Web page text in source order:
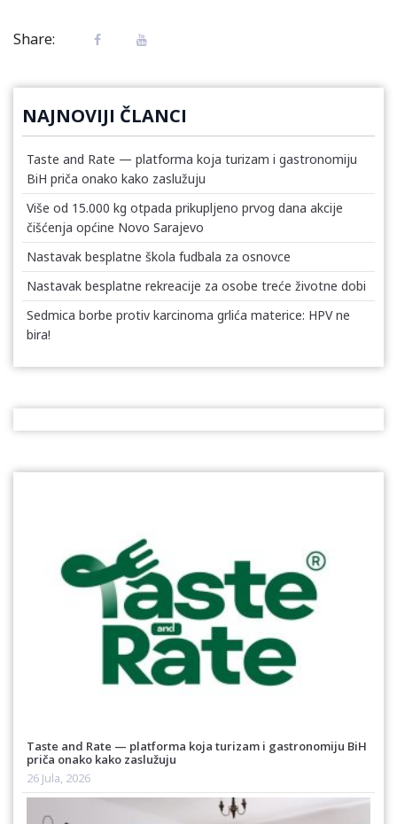
Share:
NAJNOVIJI ČLANCI
Taste and Rate — platforma koja turizam i gastronomiju
BiH priča onako kako zaslužuju
Više od 15.000 kg otpada prikupljeno prvog dana akcije
čišćenja općine Novo Sarajevo
Nastavak besplatne škola fudbala za osnovce
Nastavak besplatne rekreacije za osobe treće životne dobi
Sedmica borbe protiv karcinoma grlića materice: HPV ne
bira!
Taste and Rate — platforma koja turizam i gastronomiju BiH
priča onako kako zaslužuju
26 Jula, 2026